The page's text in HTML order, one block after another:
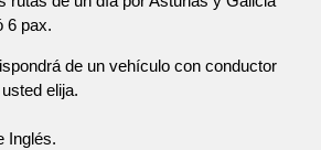
6 pax.
de un vehículo con conductor
elija.
Inglés.